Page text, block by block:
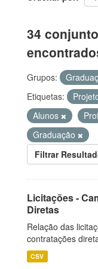
34
Grupos:
Etiquetas:
Alunos
Graduação
Filtrar
Licitações -
Diretas
Relação das
contratações
CSV